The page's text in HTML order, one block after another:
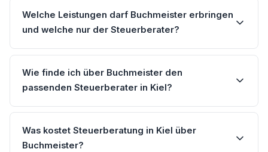
Welche Leistungen darf Buchmeister erbringen
und welche nur der Steuerberater?
Wie finde ich über Buchmeister den
passenden Steuerberater in Kiel?
Was kostet Steuerberatung in Kiel über
Buchmeister?